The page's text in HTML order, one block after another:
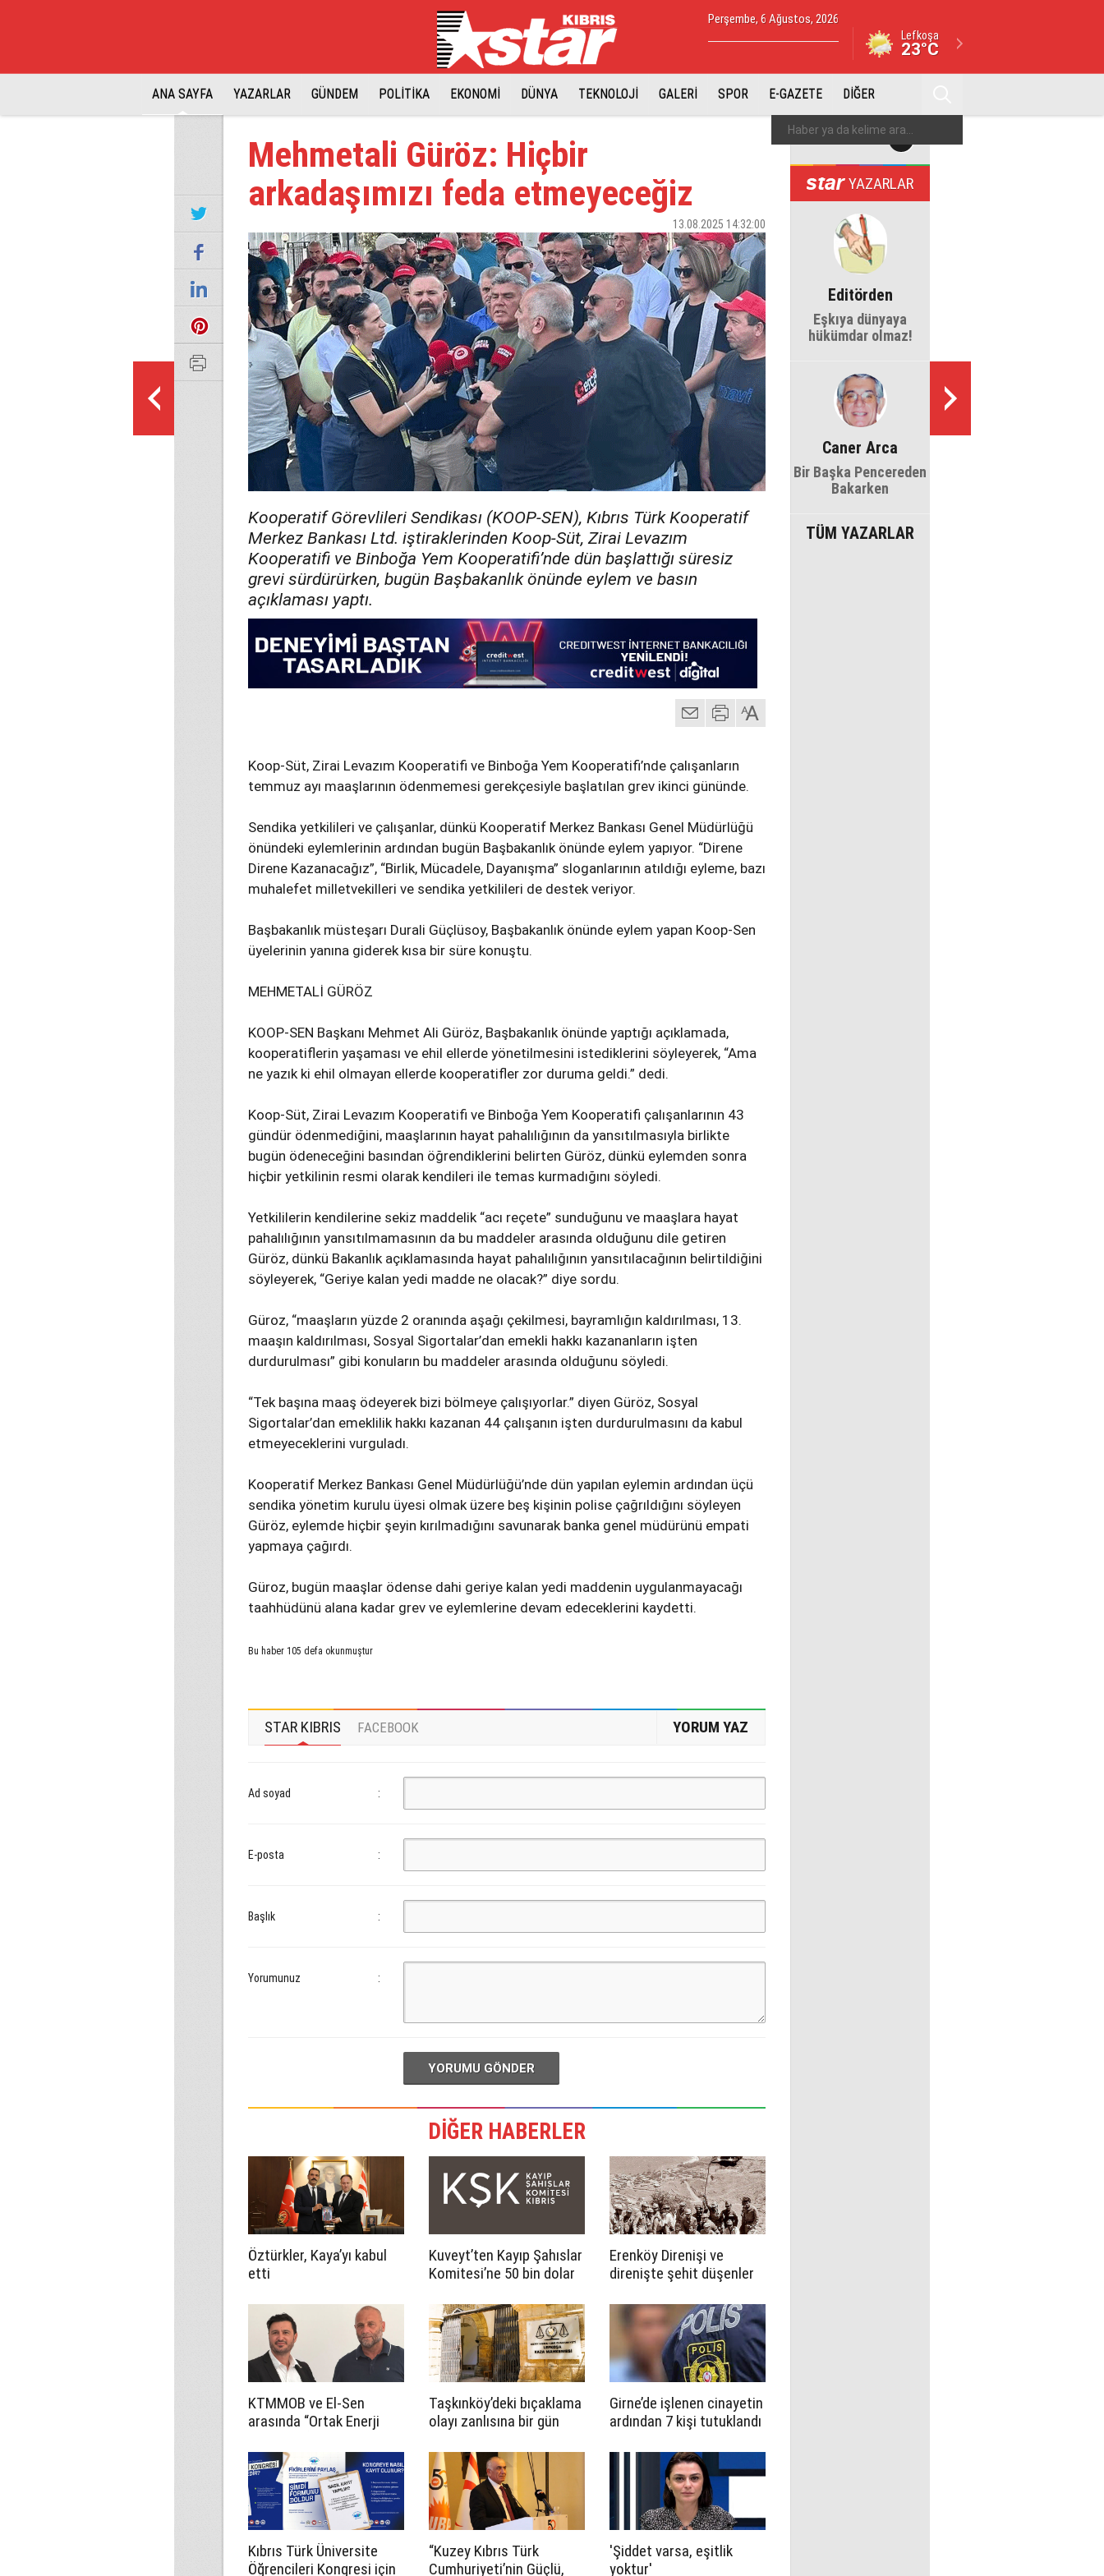
Perşembe, 6 Ağustos, 2026
Lefkoşa
23°C
ANA SAYFA YAZARLAR GÜNDEM POLİTİKA EKONOMİ DÜNYA TEKNOLOJİ GALERİ SPOR E-GAZETE DİĞER
Mehmetali Güröz: Hiçbir
arkadaşımızı feda etmeyeceğiz
13.08.2025 14:32:00
Kooperatif Görevlileri Sendikası (KOOP-SEN), Kıbrıs Türk Kooperatif
Merkez Bankası Ltd. iştiraklerinden Koop-Süt, Zirai Levazım
Kooperatifi ve Binboğa Yem Kooperatifi’nde dün başlattığı süresiz
grevi sürdürürken, bugün Başbakanlık önünde eylem ve basın
açıklaması yaptı.
Koop-Süt, Zirai Levazım Kooperatifi ve Binboğa Yem Kooperatifi’nde çalışanların
temmuz ayı maaşlarının ödenmemesi gerekçesiyle başlatılan grev ikinci gününde.
Sendika yetkilileri ve çalışanlar, dünkü Kooperatif Merkez Bankası Genel Müdürlüğü
önündeki eylemlerinin ardından bugün Başbakanlık önünde eylem yapıyor. “Direne
Direne Kazanacağız”, “Birlik, Mücadele, Dayanışma” sloganlarının atıldığı eyleme, bazı
muhalefet milletvekilleri ve sendika yetkilileri de destek veriyor.
Başbakanlık müsteşarı Durali Güçlüsoy, Başbakanlık önünde eylem yapan Koop-Sen
üyelerinin yanına giderek kısa bir süre konuştu.
MEHMETALİ GÜRÖZ
KOOP-SEN Başkanı Mehmet Ali Güröz, Başbakanlık önünde yaptığı açıklamada,
kooperatiflerin yaşaması ve ehil ellerde yönetilmesini istediklerini söyleyerek, “Ama
ne yazık ki ehil olmayan ellerde kooperatifler zor duruma geldi.” dedi.
Koop-Süt, Zirai Levazım Kooperatifi ve Binboğa Yem Kooperatifi çalışanlarının 43
gündür ödenmediğini, maaşlarının hayat pahalılığının da yansıtılmasıyla birlikte
bugün ödeneceğini basından öğrendiklerini belirten Güröz, dünkü eylemden sonra
hiçbir yetkilinin resmi olarak kendileri ile temas kurmadığını söyledi.
Yetkililerin kendilerine sekiz maddelik “acı reçete” sunduğunu ve maaşlara hayat
pahalılığının yansıtılmamasının da bu maddeler arasında olduğunu dile getiren
Güröz, dünkü Bakanlık açıklamasında hayat pahalılığının yansıtılacağının belirtildiğini
söyleyerek, “Geriye kalan yedi madde ne olacak?” diye sordu.
Güroz, “maaşların yüzde 2 oranında aşağı çekilmesi, bayramlığın kaldırılması, 13.
maaşın kaldırılması, Sosyal Sigortalar’dan emekli hakkı kazananların işten
durdurulması” gibi konuların bu maddeler arasında olduğunu söyledi.
“Tek başına maaş ödeyerek bizi bölmeye çalışıyorlar.” diyen Güröz, Sosyal
Sigortalar’dan emeklilik hakkı kazanan 44 çalışanın işten durdurulmasını da kabul
etmeyeceklerini vurguladı.
Kooperatif Merkez Bankası Genel Müdürlüğü’nde dün yapılan eylemin ardından üçü
sendika yönetim kurulu üyesi olmak üzere beş kişinin polise çağrıldığını söyleyen
Güröz, eylemde hiçbir şeyin kırılmadığını savunarak banka genel müdürünü empati
yapmaya çağırdı.
Güroz, bugün maaşlar ödense dahi geriye kalan yedi maddenin uygulanmayacağı
taahhüdünü alana kadar grev ve eylemlerine devam edeceklerini kaydetti.
Bu haber 105 defa okunmuştur
STAR KIBRIS FACEBOOK YORUM YAZ
Ad soyad :
E-posta :
Başlık :
Yorumunuz :
YORUMU GÖNDER
DİĞER HABERLER
Öztürkler, Kaya’yı kabul
etti
Kuveyt’ten Kayıp Şahıslar
Komitesi’ne 50 bin dolar
Erenköy Direnişi ve
direnişte şehit düşenler
düzenlenecek törenle
anılacak
KTMMOB ve El-Sen
arasında “Ortak Enerji
Protokolü” imzalandı
Taşkınköy’deki bıçaklama
olayı zanlısına bir gün
Girne’de işlenen cinayetin
ardından 7 kişi tutuklandı
Kıbrıs Türk Üniversite
Öğrencileri Kongresi için
“Kuzey Kıbrıs Türk
Cumhuriyeti’nin Güçlü,
'Şiddet varsa, eşitlik
yoktur'
YAZARLAR
Editörden
Eşkıya dünyaya
hükümdar olmaz!
Caner Arca
Bir Başka Pencereden
Bakarken
TÜM YAZARLAR